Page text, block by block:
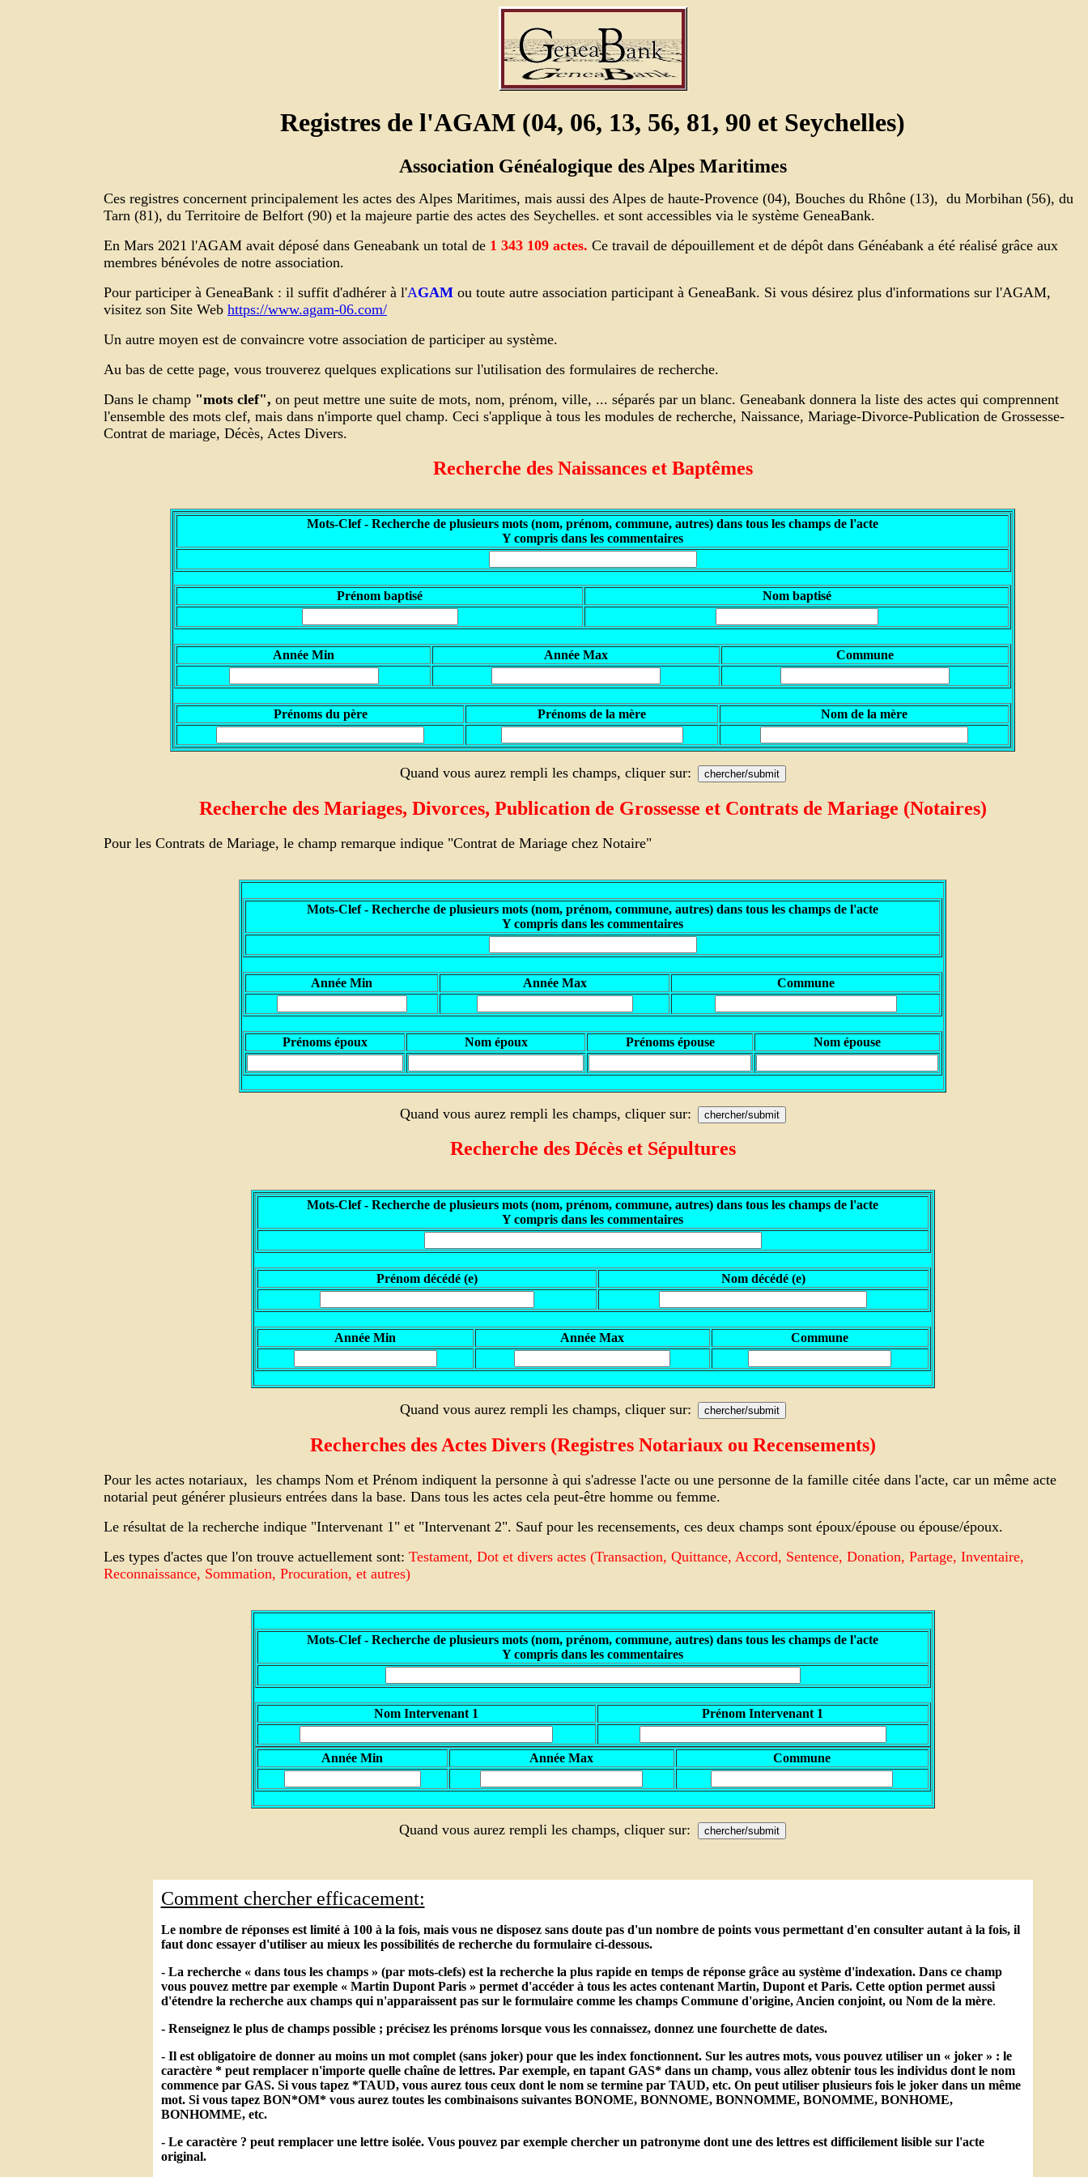
Registres de l'AGAM (04, 06, 13, 56, 81, 90 et Seychelles)
Association Généalogique des Alpes Maritimes
Ces registres concernent principalement les actes des Alpes Maritimes, mais aussi des Alpes de haute-Provence (04), Bouches du Rhône (13), du Morbihan (56), du
Tarn (81), du Territoire de Belfort (90) et la majeure partie des actes des Seychelles. et sont accessibles via le système GeneaBank.
En Mars 2021 l'AGAM avait déposé dans Geneabank un total de 1 343 109 actes. Ce travail de dépouillement et de dépôt dans Généabank a été réalisé grâce aux
membres bénévoles de notre association.
Pour participer à GeneaBank : il suffit d'adhérer à l'AGAM ou toute autre association participant à GeneaBank. Si vous désirez plus d'informations sur l'AGAM,
visitez son Site Web https://www.agam-06.com/
Un autre moyen est de convaincre votre association de participer au système.
Au bas de cette page, vous trouverez quelques explications sur l'utilisation des formulaires de recherche.
Dans le champ "mots clef", on peut mettre une suite de mots, nom, prénom, ville, ... séparés par un blanc. Geneabank donnera la liste des actes qui comprennent
l'ensemble des mots clef, mais dans n'importe quel champ. Ceci s'applique à tous les modules de recherche, Naissance, Mariage-Divorce-Publication de Grossesse-
Contrat de mariage, Décès, Actes Divers.
Recherche des Naissances et Baptêmes
Mots-Clef - Recherche de plusieurs mots (nom, prénom, commune, autres) dans tous les champs de l'acte
Y compris dans les commentaires
Prénom baptisé Nom baptisé
Année Min Année Max Commune
Prénoms du père Prénoms de la mère Nom de la mère
Quand vous aurez rempli les champs, cliquer sur:
Recherche des Mariages, Divorces, Publication de Grossesse et Contrats de Mariage (Notaires)
Pour les Contrats de Mariage, le champ remarque indique "Contrat de Mariage chez Notaire"
Mots-Clef - Recherche de plusieurs mots (nom, prénom, commune, autres) dans tous les champs de l'acte
Y compris dans les commentaires
Année Min Année Max Commune
Prénoms époux Nom époux Prénoms épouse Nom épouse
Quand vous aurez rempli les champs, cliquer sur:
Recherche des Décès et Sépultures
Mots-Clef - Recherche de plusieurs mots (nom, prénom, commune, autres) dans tous les champs de l'acte
Y compris dans les commentaires
Prénom décédé (e) Nom décédé (e)
Année Min Année Max Commune
Quand vous aurez rempli les champs, cliquer sur:
Recherches des Actes Divers (Registres Notariaux ou Recensements)
Pour les actes notariaux, les champs Nom et Prénom indiquent la personne à qui s'adresse l'acte ou une personne de la famille citée dans l'acte, car un même acte
notarial peut générer plusieurs entrées dans la base. Dans tous les actes cela peut-être homme ou femme.
Le résultat de la recherche indique "Intervenant 1" et "Intervenant 2". Sauf pour les recensements, ces deux champs sont époux/épouse ou épouse/époux.
Les types d'actes que l'on trouve actuellement sont: Testament, Dot et divers actes (Transaction, Quittance, Accord, Sentence, Donation, Partage, Inventaire,
Reconnaissance, Sommation, Procuration, et autres)
Mots-Clef - Recherche de plusieurs mots (nom, prénom, commune, autres) dans tous les champs de l'acte
Y compris dans les commentaires
Nom Intervenant 1 Prénom Intervenant 1
Année Min Année Max Commune
Quand vous aurez rempli les champs, cliquer sur:
Comment chercher efficacement:
Le nombre de réponses est limité à 100 à la fois, mais vous ne disposez sans doute pas d'un nombre de points vous permettant d'en consulter autant à la fois, il
faut donc essayer d'utiliser au mieux les possibilités de recherche du formulaire ci-dessous.
- La recherche « dans tous les champs » (par mots-clefs) est la recherche la plus rapide en temps de réponse grâce au système d'indexation. Dans ce champ
vous pouvez mettre par exemple « Martin Dupont Paris » permet d'accéder à tous les actes contenant Martin, Dupont et Paris. Cette option permet aussi
d'étendre la recherche aux champs qui n'apparaissent pas sur le formulaire comme les champs Commune d'origine, Ancien conjoint, ou Nom de la mère.
- Renseignez le plus de champs possible ; précisez les prénoms lorsque vous les connaissez, donnez une fourchette de dates.
- Il est obligatoire de donner au moins un mot complet (sans joker) pour que les index fonctionnent. Sur les autres mots, vous pouvez utiliser un « joker » : le
caractère * peut remplacer n'importe quelle chaîne de lettres. Par exemple, en tapant GAS* dans un champ, vous allez obtenir tous les individus dont le nom
commence par GAS. Si vous tapez *TAUD, vous aurez tous ceux dont le nom se termine par TAUD, etc. On peut utiliser plusieurs fois le joker dans un même
mot. Si vous tapez BON*OM* vous aurez toutes les combinaisons suivantes BONOME, BONNOME, BONNOMME, BONOMME, BONHOME,
BONHOMME, etc.
- Le caractère ? peut remplacer une lettre isolée. Vous pouvez par exemple chercher un patronyme dont une des lettres est difficilement lisible sur l'acte
original.